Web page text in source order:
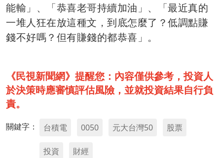
能輸」、「恭喜老哥持續加油」、「最近真的
一堆人狂在放這種文，到底怎麼了？低調點賺
錢不好嗎？但有賺錢的都恭喜」。
《民視新聞網》提醒您：內容僅供參考，投資人
於決策時應審慎評估風險，並就投資結果自行負
責。
關鍵字： 台積電 0050 元大台灣50 股票
投資 財經